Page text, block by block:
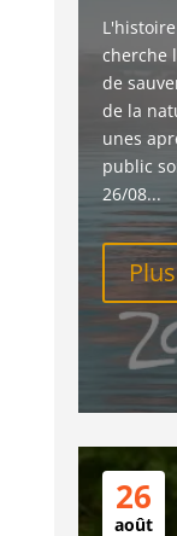
cherche
de
de la
unes
public
26/08...
26
août